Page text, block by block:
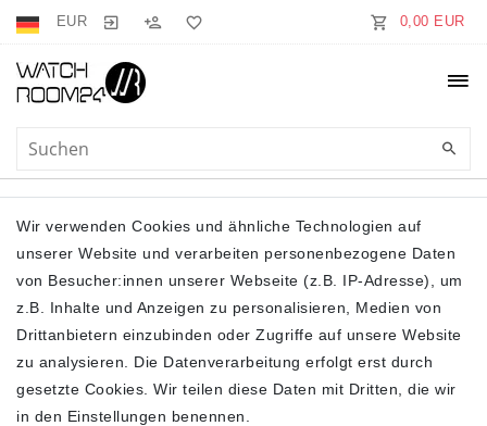
EUR 0,00 EUR
LANGARM
Filter
Wir verwenden Cookies und ähnliche Technologien auf
unserer Website und verarbeiten personenbezogene Daten
von Besucher:innen unserer Webseite (z.B. IP-Adresse), um
z.B. Inhalte und Anzeigen zu personalisieren, Medien von
Drittanbietern einzubinden oder Zugriffe auf unsere Website
zu analysieren. Die Datenverarbeitung erfolgt erst durch
gesetzte Cookies. Wir teilen diese Daten mit Dritten, die wir
in den Einstellungen benennen.